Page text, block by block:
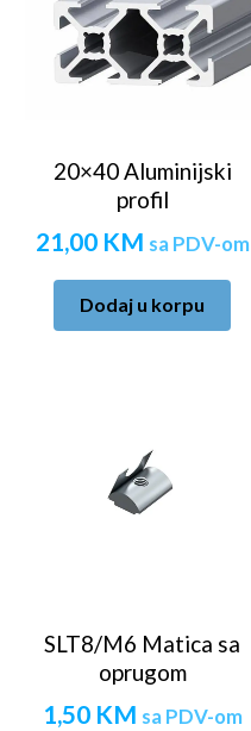
20×40 Aluminijski
profil
21,00 KM sa PDV-om
Dodaj u korpu
SLT8/M6 Matica sa
oprugom
1,50 KM sa PDV-om